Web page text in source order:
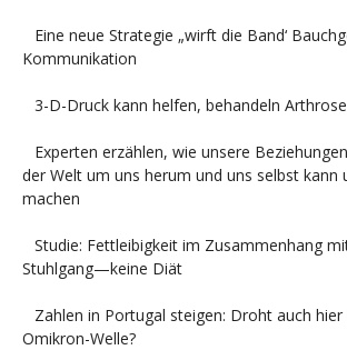
Eine neue Strategie „wirft die Band‘
Kommunikation
3-D-Druck kann helfen, behandeln Arthrose
Experten erzählen, wie unsere
der Welt um uns herum und uns selbst kann
machen
Studie: Fettleibigkeit im Zusammenhang
Stuhlgang—keine Diät
Zahlen in Portugal steigen: Droht auch
Omikron-Welle?